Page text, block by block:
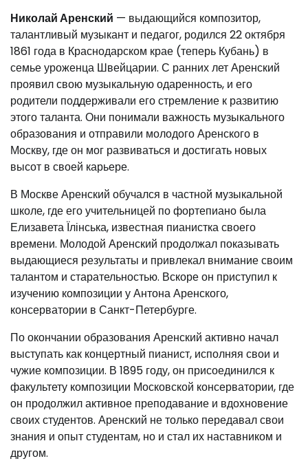
Николай Аренский — выдающийся композитор,
талантливый музыкант и педагог, родился 22 октября
1861 года в Краснодарском крае (теперь Кубань) в
семье уроженца Швейцарии. С ранних лет Аренский
проявил свою музыкальную одаренность, и его
родители поддерживали его стремление к развитию
этого таланта. Они понимали важность музыкального
образования и отправили молодого Аренского в
Москву, где он мог развиваться и достигать новых
высот в своей карьере.
В Москве Аренский обучался в частной музыкальной
школе, где его учительницей по фортепиано была
Елизавета Їлінська, известная пианистка своего
времени. Молодой Аренский продолжал показывать
выдающиеся результаты и привлекал внимание своим
талантом и старательностью. Вскоре он приступил к
изучению композиции у Антона Аренского,
консерватории в Санкт-Петербурге.
По окончании образования Аренский активно начал
выступать как концертный пианист, исполняя свои и
чужие композиции. В 1895 году, он присоединился к
факультету композиции Московской консерватории, где
он продолжил активное преподавание и вдохновение
своих студентов. Аренский не только передавал свои
знания и опыт студентам, но и стал их наставником и
другом.